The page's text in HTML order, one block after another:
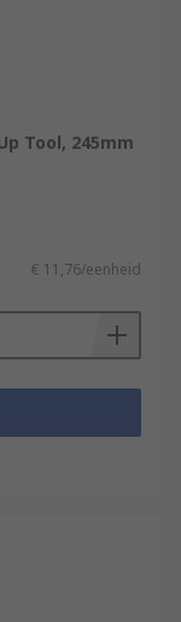
Tool, 245mm
€ 11,76/eenheid